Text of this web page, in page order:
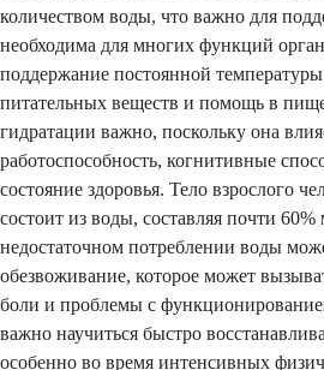
количеством воды, что важно для
необходима для многих функций
поддержание постоянной температуры
питательных веществ и помощь в
гидратации важно, поскольку она
работоспособность, когнитивные
состояние здоровья. Тело взрослого
состоит из воды, составляя почти
недостаточном потреблении воды
обезвоживание, которое может
боли и проблемы с
важно научиться быстро
особенно во время интенсивных